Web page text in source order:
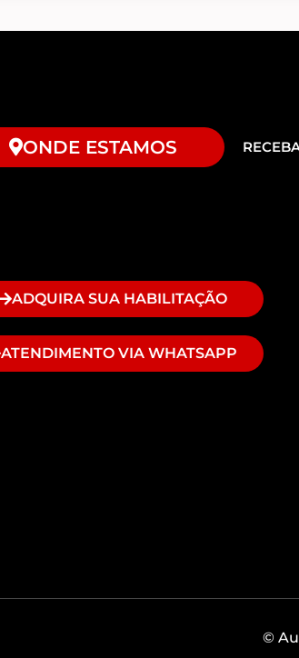
ONDE ESTAMOS
ADQUIRA SUA HABILITAÇÃO
ATENDIMENTO VIA WHATSAPP
©